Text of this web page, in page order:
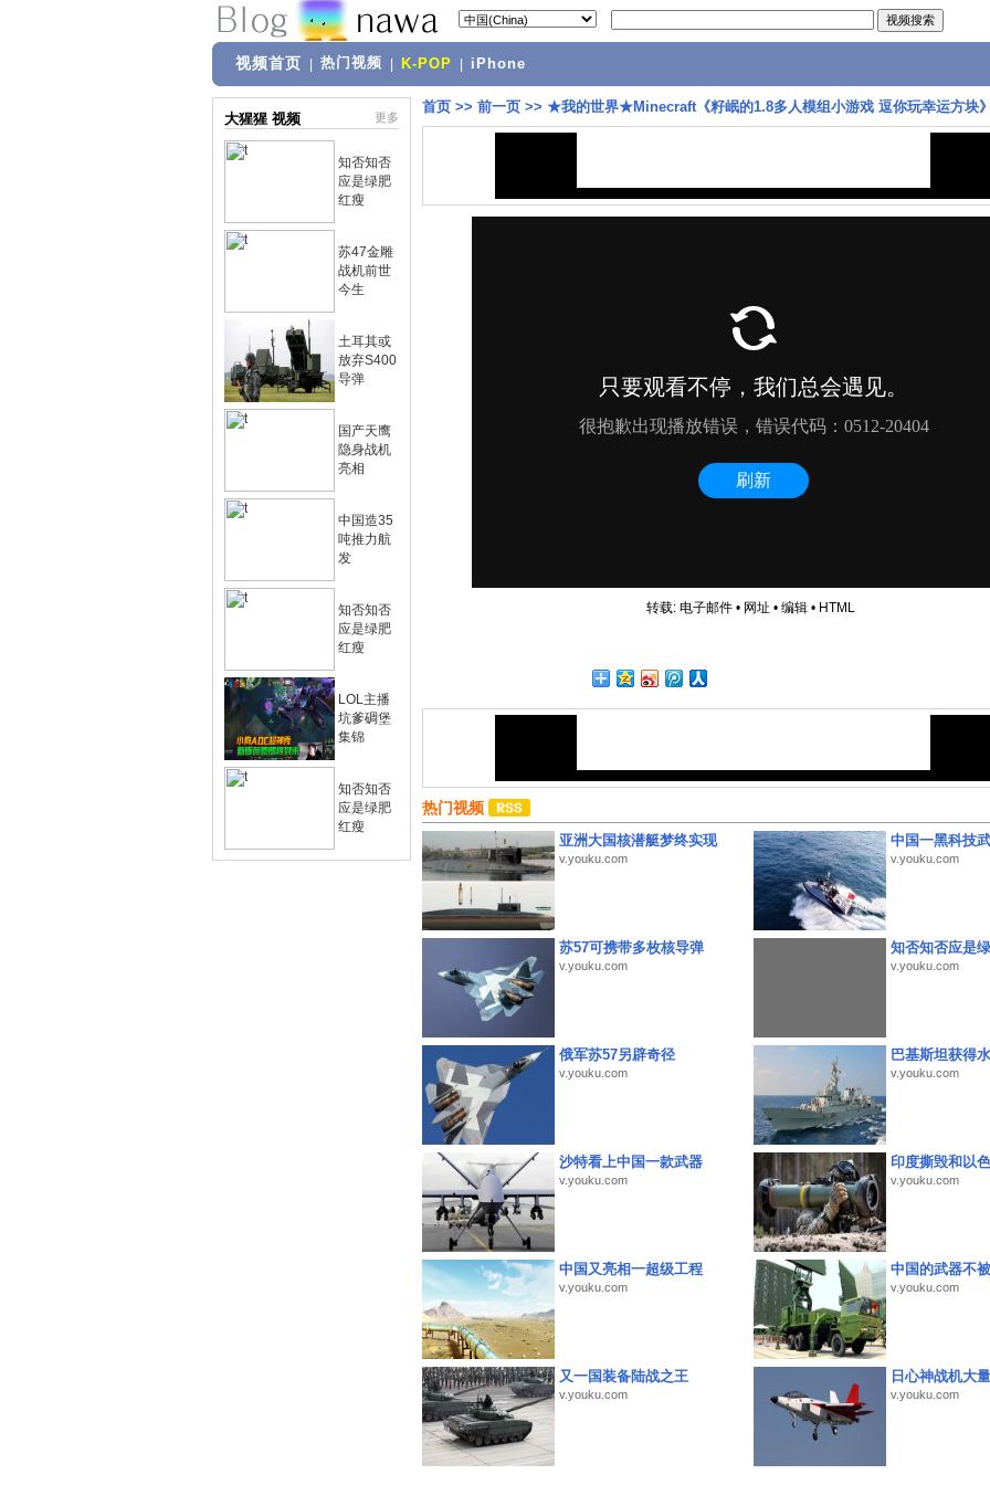
视频首页 热门视频 K-POP iPhone
大猩猩 视频 更多
知否知否
应是绿肥
红瘦
苏47金雕
战机前世
今生
土耳其或
放弃S400
导弹
国产天鹰
隐身战机
亮相
中国造35
吨推力航
发
知否知否
应是绿肥
红瘦
LOL主播
坑爹碉堡
集锦
知否知否
应是绿肥
红瘦
首页 >> 前一页 >> ★我的世界★Minecraft《籽岷的1.8多人模组小游戏 逗你玩幸运方块》
转载: 电子邮件• 网址 • 编辑• HTML
热门视频
亚洲大国核潜艇梦终实现
v.youku.com
中国一黑科技
v.youku.com
苏57可携带多枚核导弹
v.youku.com
知否知否应是
v.youku.com
俄军苏57另辟奇径
v.youku.com
巴基斯坦获得
v.youku.com
沙特看上中国一款武器
v.youku.com
印度撕毁和以
v.youku.com
中国又亮相一超级工程
v.youku.com
中国的武器不
v.youku.com
又一国装备陆战之王
v.youku.com
日心神战机大
v.youku.com